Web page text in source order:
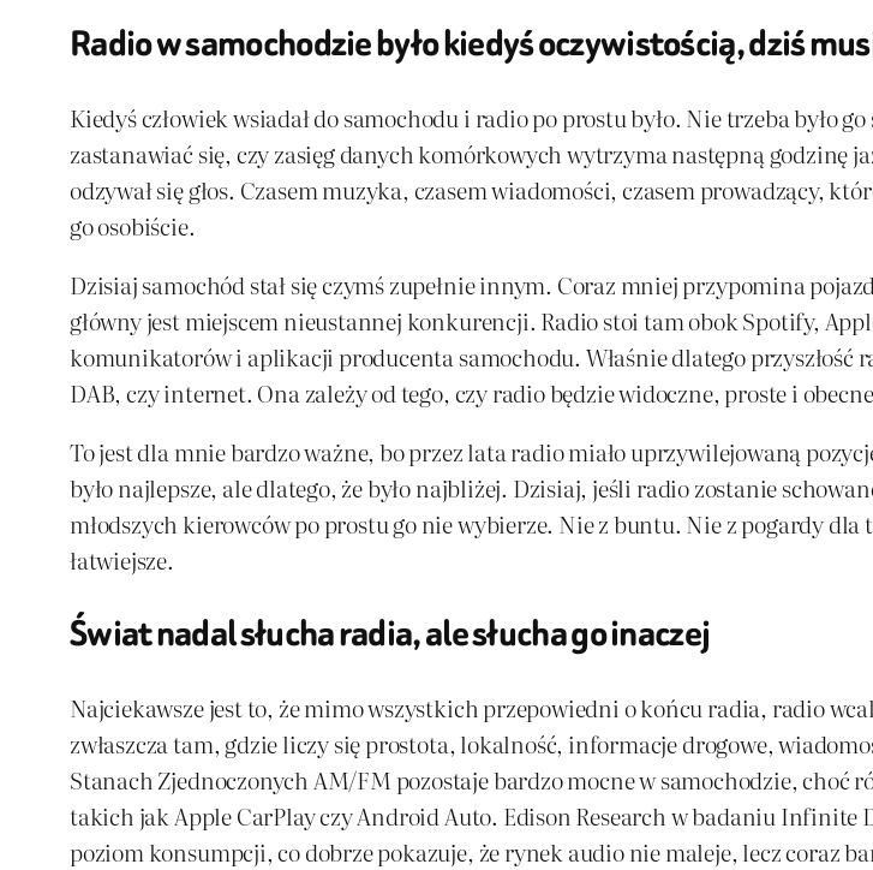
Radio w samochodzie było kiedyś oczywistością, dziś
Kiedyś człowiek wsiadał do samochodu i radio po prostu było. Nie trzeba było
zastanawiać się, czy zasięg danych komórkowych wytrzyma następną godzinę
odzywał się głos. Czasem muzyka, czasem wiadomości, czasem prowadzący,
go osobiście.
Dzisiaj samochód stał się czymś zupełnie innym. Coraz mniej przypomina
główny jest miejscem nieustannej konkurencji. Radio stoi tam obok Spotify,
komunikatorów i aplikacji producenta samochodu. Właśnie dlatego przyszłość
DAB, czy internet. Ona zależy od tego, czy radio będzie widoczne, proste i
To jest dla mnie bardzo ważne, bo przez lata radio miało uprzywilejowaną
było najlepsze, ale dlatego, że było najbliżej. Dzisiaj, jeśli radio zostanie
młodszych kierowców po prostu go nie wybierze. Nie z buntu. Nie z pogardy
łatwiejsze.
Świat nadal słucha radia, ale słucha go inaczej
Najciekawsze jest to, że mimo wszystkich przepowiedni o końcu radia, radio
zwłaszcza tam, gdzie liczy się prostota, lokalność, informacje drogowe,
Stanach Zjednoczonych AM/FM pozostaje bardzo mocne w samochodzie, choć
takich jak Apple CarPlay czy Android Auto. Edison Research w badaniu Infinite
poziom konsumpcji, co dobrze pokazuje, że rynek audio nie maleje, lecz coraz